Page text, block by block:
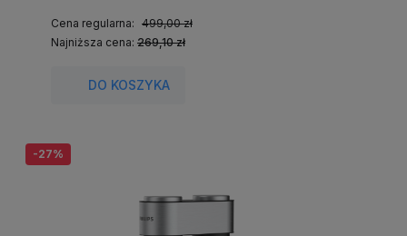
Cena regularna: 499,00 zł
Najniższa cena: 269,10 zł
DO KOSZYKA
-27%